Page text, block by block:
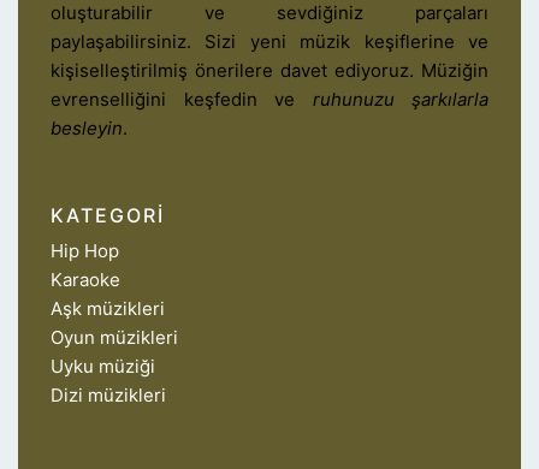
oluşturabilir ve sevdiğiniz parçaları
paylaşabilirsiniz. Sizi yeni müzik keşiflerine ve
kişiselleştirilmiş önerilere davet ediyoruz. Müziğin
evrenselliğini keşfedin ve ruhunuzu şarkılarla
besleyin.
KATEGORI
Hip Hop
Karaoke
Aşk müzikleri
Oyun müzikleri
Uyku müziği
Dizi müzikleri